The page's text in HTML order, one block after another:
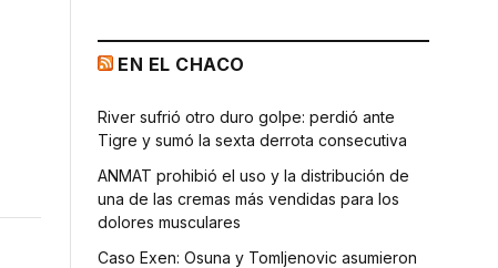
EN EL CHACO
River sufrió otro duro golpe: perdió ante
Tigre y sumó la sexta derrota consecutiva
ANMAT prohibió el uso y la distribución de
una de las cremas más vendidas para los
dolores musculares
Caso Exen: Osuna y Tomljenovic asumieron